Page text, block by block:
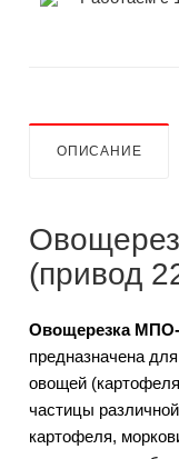
ОПИСАНИЕ
(привод
Овощерезка МПО-
предназначена
овощей
частицы
картофеля,